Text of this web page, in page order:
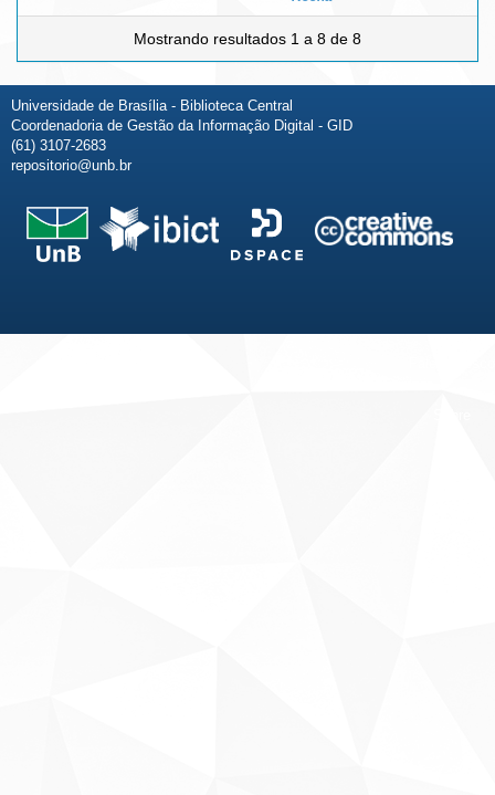
Mostrando resultados 1 a 8 de 8
Universidade de Brasília - Biblioteca Central
Coordenadoria de Gestão da Informação Digital - GID
(61) 3107-2683
repositorio@unb.br